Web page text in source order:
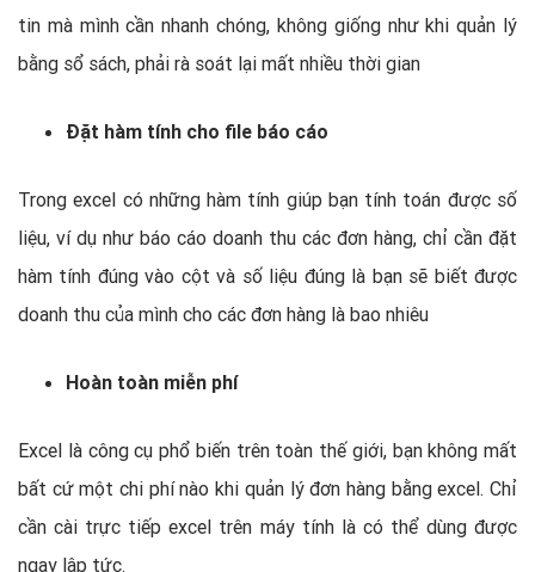
tin mà mình cần nhanh chóng, không giống như khi quản lý
bằng sổ sách, phải rà soát lại mất nhiều thời gian
Đặt hàm tính cho file báo cáo
Trong excel có những hàm tính giúp bạn tính toán được số
liệu, ví dụ như báo cáo doanh thu các đơn hàng, chỉ cần đặt
hàm tính đúng vào cột và số liệu đúng là bạn sẽ biết được
doanh thu của mình cho các đơn hàng là bao nhiêu
Hoàn toàn miễn phí
Excel là công cụ phổ biến trên toàn thế giới, bạn không mất
bất cứ một chi phí nào khi quản lý đơn hàng bằng excel. Chỉ
cần cài trực tiếp excel trên máy tính là có thể dùng được
ngay lập tức.